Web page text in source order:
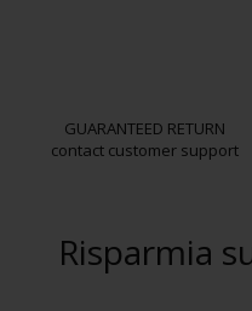
GUARANTEED RETURN
contact customer support
Risparmia